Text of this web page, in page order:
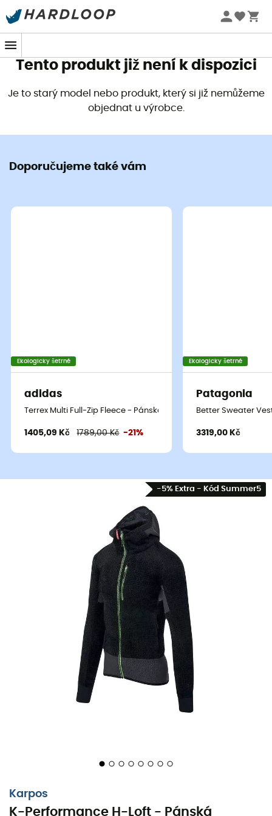
Letní akce 🔥 -5 % EXTRA při nákupu 2 produktů* s kódem
Tento produkt již není k dispozici
Je to starý model nebo produkt, který si již nemůžeme
objednat u výrobce.
Doporučujeme také vám
Ekologicky šetrné
adidas
Terrex Multi Full-Zip Fleece - Pánská fleesová mikina
1405,09 Kč 1789,00 Kč -21%
Ekologicky šetrné
Patagonia
Better Sweater
3319,00 Kč
-5% Extra - Kód Summer5
Karpos
K-Performance H-Loft - Pánská
Když teploty klesají a zima ovládne vaše oblíbená hřiště,
horká čokoláda po ledovém dni: uklidňující a
Díky výjimečné tepelné izolaci s technologií H Loft